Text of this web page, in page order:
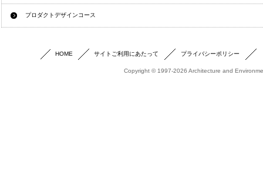
プロダクトデザインコース
HOME サイトご利用にあたって プライバシーポリシー
Copyright © 1997-2026 Architecture and